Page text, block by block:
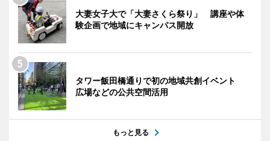
大妻女子大で「大妻さくら祭り」 講座や体
験企画で地域にキャンパス開放
タワー飯田橋通りで初の地域共創イベント
広場などの公共空間活用
もっと見る